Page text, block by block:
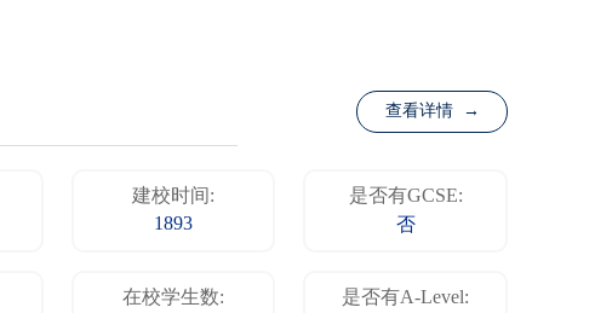
查看详情 →
建校时间:
1893
是否有GCSE:
否
在校学生数:
是否有A-Level: